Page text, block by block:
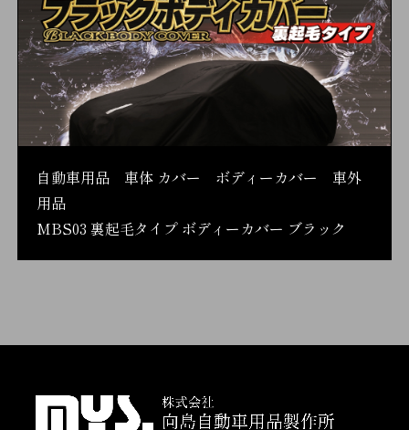
自動車用品 車体 カバー ボディーカバー 車外
用品
MBS03 裏起毛タイプ ボディーカバー ブラック